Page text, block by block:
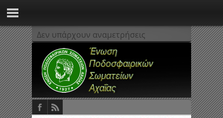
Δεν υπάρχουν αναμετρήσεις